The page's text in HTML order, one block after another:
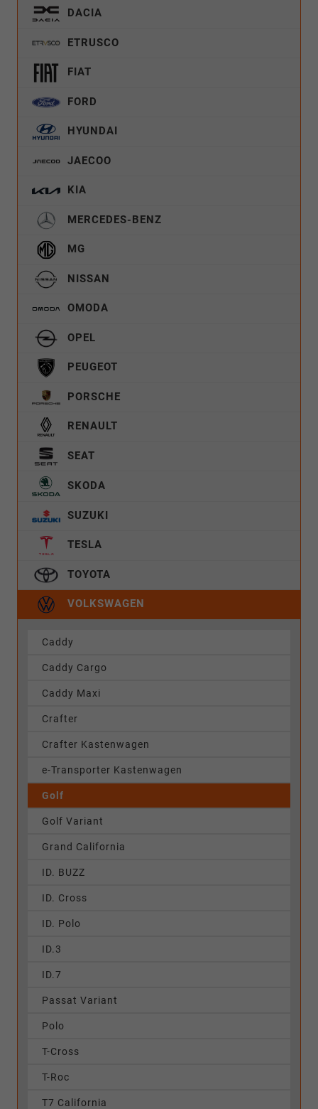
DACIA
ETRUSCO
FIAT
FORD
HYUNDAI
JAECOO
KIA
MERCEDES-BENZ
MG
NISSAN
OMODA
OPEL
PEUGEOT
PORSCHE
RENAULT
SEAT
SKODA
SUZUKI
TESLA
TOYOTA
VOLKSWAGEN
Caddy
Caddy Cargo
Caddy Maxi
Crafter
Crafter Kastenwagen
e-Transporter Kastenwagen
Golf
Golf Variant
Grand California
ID. BUZZ
ID. Cross
ID. Polo
ID.3
ID.7
Passat Variant
Polo
T-Cross
T-Roc
T7 California